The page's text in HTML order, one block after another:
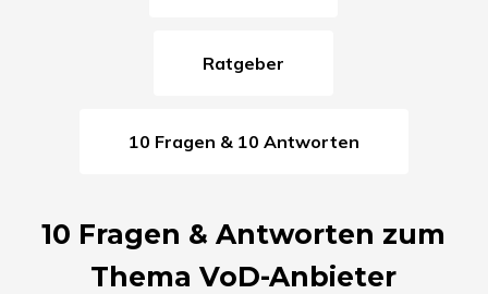
Ratgeber
10 Fragen & 10 Antworten
10 Fragen & Antworten zum
Thema VoD-Anbieter